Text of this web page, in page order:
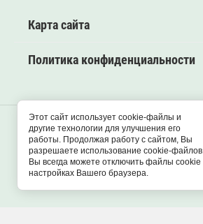
Карта сайта
Политика конфиденциальности
2026 “Autonomka-spb” все
Не является публичной
Этот сайт использует cookie-файлы и
другие технологии для улучшения его
работы. Продолжая работу с сайтом, Вы
разрешаете использование cookie-
Вы всегда можете отключить файлы cookie
настройках Вашего браузера.